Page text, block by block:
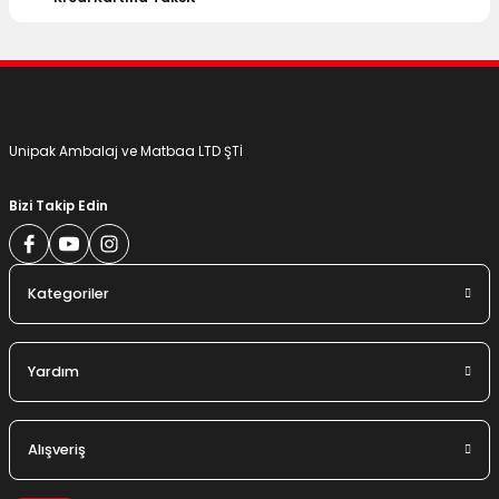
Unipak Ambalaj ve Matbaa LTD ŞTİ
Bizi Takip Edin
Kategoriler
Yardım
Alışveriş